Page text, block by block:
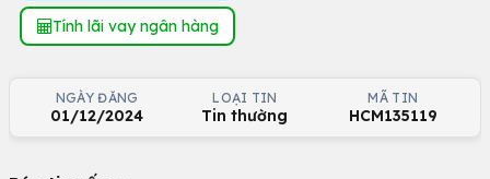
Tính lãi vay ngân hàng
NGÀY ĐĂNG
01/12/2024
LOẠI TIN
Tin thường
MÃ TIN
HCM135119